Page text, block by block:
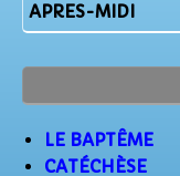
APRES-MIDI
LE BAPTÊME
CATÉCHÈSE